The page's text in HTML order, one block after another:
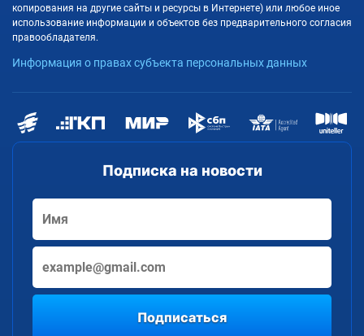
Подписка на новости
Подписаться
копирования на другие сайты и ресурсы в Интернете) или любое иное
использование информации и объектов без предварительного согласия
правообладателя.
Информация о правах субъекта персональных данных